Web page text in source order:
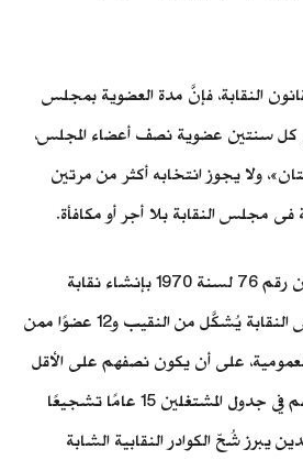
النقابة، فإنَّ مدة العضوية بمجلس
وتنتهي كل سنتين عضوية نصف أعضاء المجلس،
ولا يجوز انتخابه أكثر من مرتين
فى مجلس النقابة بلا أجر أو مكافأة.
من القانون رقم 76 لسنة 1970 بإنشاء نقابة
الصحفيين على أن مجلس النقابة يُشكَّل من النقيب و12 عضوًا ممن
على أن يكون نصفهم على الأقل
ممن لم تتجاوز مدة قيدهم في جدول المشتغلين 15 عامًا تشجيعًا
يبرز شُحّ الكوادر النقابية الشابة